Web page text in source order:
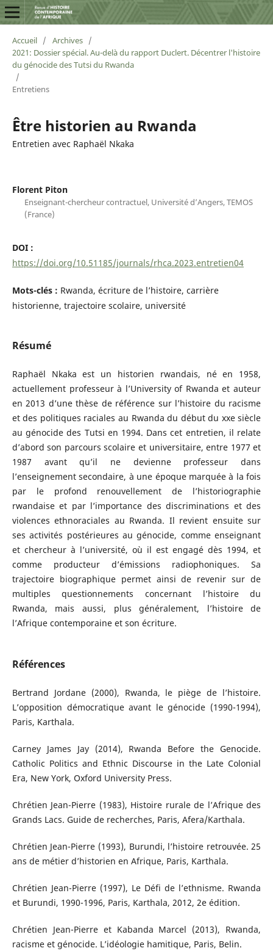
Accueil / Archives /
2021: Dossier spécial. Au-delà du rapport Duclert. Décentrer l'histoire
du génocide des Tutsi du Rwanda
/
Entretiens
Être historien au Rwanda
Entretien avec Raphaël Nkaka
Florent Piton
Enseignant-chercheur contractuel, Université d’Angers, TEMOS
(France)
DOI :
https://doi.org/10.51185/journals/rhca.2023.entretien04
Mots-clés : Rwanda, écriture de l’histoire, carrière
historienne, trajectoire scolaire, université
Résumé
Raphaël Nkaka est un historien rwandais, né en 1958,
actuellement professeur à l’University of Rwanda et auteur
en 2013 d’une thèse de référence sur l’histoire du racisme
et des politiques raciales au Rwanda du début du xxe siècle
au génocide des Tutsi en 1994. Dans cet entretien, il relate
d’abord son parcours scolaire et universitaire, entre 1977 et
1987 avant qu’il ne devienne professeur dans
l’enseignement secondaire, à une époque marquée à la fois
par le profond renouvellement de l’historiographie
rwandaise et par l’importance des discriminations et des
violences ethnoraciales au Rwanda. Il revient ensuite sur
ses activités postérieures au génocide, comme enseignant
et chercheur à l’université, où il est engagé dès 1994, et
comme producteur d’émissions radiophoniques. Sa
trajectoire biographique permet ainsi de revenir sur de
multiples questionnements concernant l’histoire du
Rwanda, mais aussi, plus généralement, l’histoire de
l’Afrique contemporaine et son écriture.
Références
Bertrand Jordane (2000), Rwanda, le piège de l’histoire.
L’opposition démocratique avant le génocide (1990-1994),
Paris, Karthala.
Carney James Jay (2014), Rwanda Before the Genocide.
Catholic Politics and Ethnic Discourse in the Late Colonial
Era, New York, Oxford University Press.
Chrétien Jean-Pierre (1983), Histoire rurale de l’Afrique des
Grands Lacs. Guide de recherches, Paris, Afera/Karthala.
Chrétien Jean-Pierre (1993), Burundi, l’histoire retrouvée. 25
ans de métier d’historien en Afrique, Paris, Karthala.
Chrétien Jean-Pierre (1997), Le Défi de l’ethnisme. Rwanda
et Burundi, 1990-1996, Paris, Karthala, 2012, 2e édition.
Chrétien Jean-Pierre et Kabanda Marcel (2013), Rwanda,
racisme et génocide. L’idéologie hamitique, Paris, Belin.